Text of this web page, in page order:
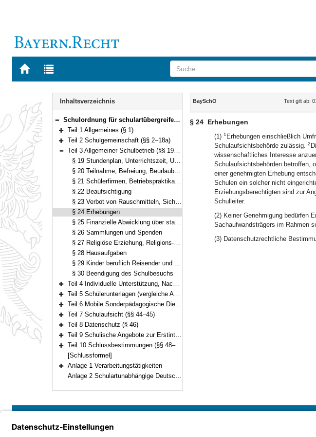
Zur
BAYERN.RECHT
Zur
letzten
Navigation
Inhaltsverzeichnis
Bereich reduzieren
Schulordnung für schulartübergreifende Regelungen an Schulen in Bayern (Bayerische Schulordnung – BaySchO) Vom 1. Juli 2016 (GVBl. S. 164, 241) BayRS 2230-1-1-1-K (§§ 1–49)
Bereich erweitern
Teil 1 Allgemeines (§ 1)
Bereich erweitern
Teil 2 Schulgemeinschaft (§§ 2–18a)
Bereich reduzieren
Teil 3 Allgemeiner Schulbetrieb (§§ 19–30)
§ 19 Stundenplan, Unterrichtszeit, Unterrichtsform
§ 20 Teilnahme, Befreiung, Beurlaubung
§ 21 Schülerfirmen, Betriebspraktika und sonstige Praxismaßnahmen
§ 22 Beaufsichtigung
§ 23 Verbot von Rauschmitteln, Sicherstellung von Gegenständen
§ 24 Erhebungen
§ 25 Finanzielle Abwicklung über staatliche Schulkonten
§ 26 Sammlungen und Spenden
§ 27 Religiöse Erziehung, Religions- und Ethikunterricht, Islamischer Unterricht
§ 28 Hausaufgaben
§ 29 Kinder beruflich Reisender und Schülerinnen und Schüler ohne gewöhnlichen Aufenthalt
§ 30 Beendigung des Schulbesuchs
Bereich erweitern
Teil 4 Individuelle Unterstützung, Nachteilsausgleich und Notenschutz (§§ 31–36)
Bereich erweitern
Teil 5 Schülerunterlagen (vergleiche Art. 85 Abs. 1a BayEUG) (§§ 37–42)
Bereich erweitern
Teil 6 Mobile Sonderpädagogische Dienste (§ 43)
Bereich erweitern
Teil 7 Schulaufsicht (§§ 44–45)
Bereich erweitern
Teil 8 Datenschutz (§ 46)
Bereich erweitern
Teil 9 Schulische Angebote zur Erstintegration (§ 47)
Bereich erweitern
Teil 10 Schlussbestimmungen (§§ 48–49)
[Schlussformel]
Bereich erweitern
Anlage 1 Verarbeitungstätigkeiten
Anlage 2 Schulartunabhängige Deutschklassen der Jahrgangsstufen 5 und 6
Inhalt
BaySchO Text gilt ab:
§ 24 Erhebungen
(1) 1 Erhebungen einschließlich
Schulaufsichtsbehörde zulässig. 2
wissenschaftliches Interesse
Schulaufsichtsbehörden betroffen,
einer genehmigten Erhebung
Schulen ein solcher nicht
Erziehungsberechtigten sind zur
Schulleiter.
(2) Keiner Genehmigung bedürfen
Sachaufwandsträgers im Rahmen
(3) Datenschutzrechtliche
Barrierefreiheit